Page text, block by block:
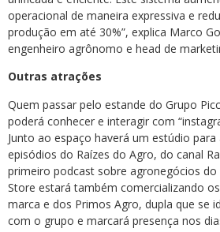
operacional de maneira expressiva e
produção em até 30%”, explica Marco
engenheiro agrônomo e head de
Outras atrações
Quem passar pelo estande do Grupo
poderá conhecer e interagir com
Junto ao espaço haverá um estúdio
episódios do Raízes do Agro, do canal
primeiro podcast sobre agronegócios do
Store estará também comercializando
marca e dos Primos Agro, dupla que se
com o grupo e marcará presença nos